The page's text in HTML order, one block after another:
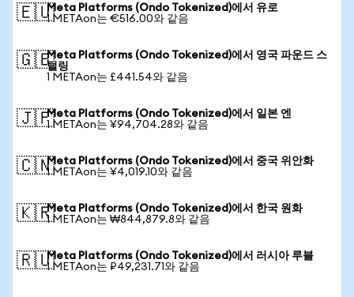
🇪🇺Meta Platforms (Ondo Tokenized)에서 유로
1 METAon는 €516.00와 같음
🇬🇧Meta Platforms (Ondo Tokenized)에서 영국 파운드 스
털링
1 METAon는 £441.54와 같음
🇯🇵Meta Platforms (Ondo Tokenized)에서 일본 엔
1 METAon는 ¥94,704.28와 같음
🇨🇳Meta Platforms (Ondo Tokenized)에서 중국 위안화
1 METAon는 ¥4,019.10와 같음
🇰🇷Meta Platforms (Ondo Tokenized)에서 한국 원화
1 METAon는 ₩844,879.8와 같음
🇷🇺Meta Platforms (Ondo Tokenized)에서 러시아 루블
1 METAon는 ₽49,231.71와 같음